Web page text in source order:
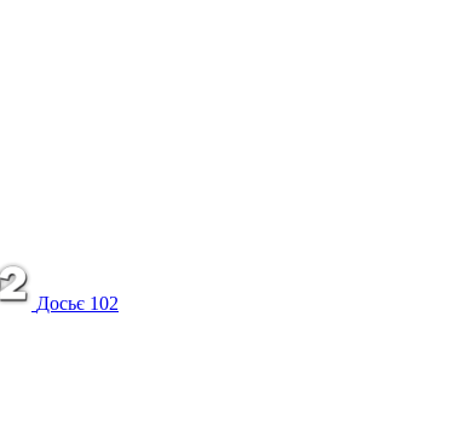
Досьє 102